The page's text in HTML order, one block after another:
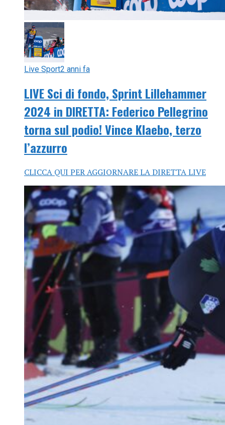
Live Sport2 anni fa
LIVE Sci di fondo, Sprint Lillehammer
2024 in DIRETTA: Federico Pellegrino
torna sul podio! Vince Klaebo, terzo
l’azzurro
CLICCA QUI PER AGGIORNARE LA DIRETTA LIVE